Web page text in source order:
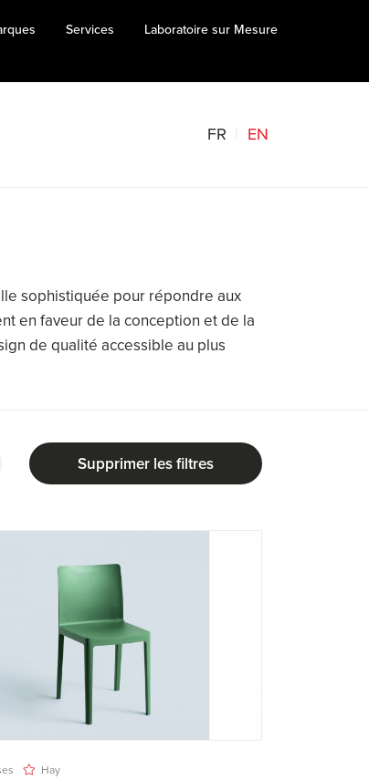
Services
Laboratoire sur Mesure
FR EN
sophistiquée pour répondre aux
en faveur de la conception et de la
de qualité accessible au plus
Supprimer les filtres
Hay